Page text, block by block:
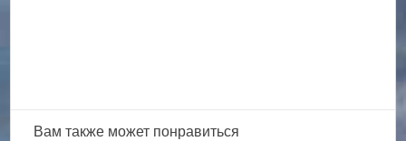
Вам также может понравиться